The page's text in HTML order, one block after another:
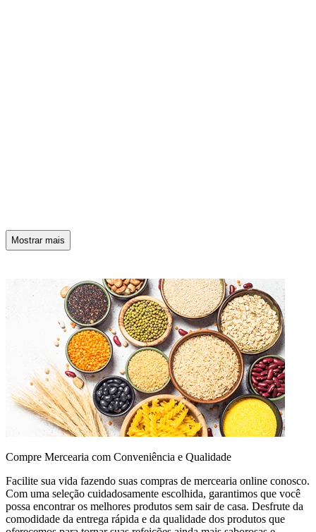
Mostrar mais
Compre Mercearia com Conveniência e Qualidade
Facilite sua vida fazendo suas compras de mercearia online conosco.
Com uma seleção cuidadosamente escolhida, garantimos que você
possa encontrar os melhores produtos sem sair de casa. Desfrute da
comodidade da entrega rápida e da qualidade dos produtos que